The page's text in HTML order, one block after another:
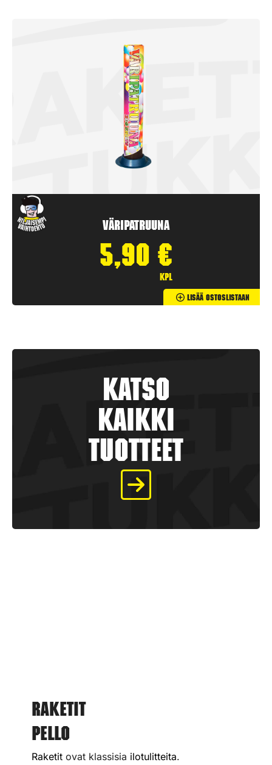
Väripatruuna
5,90 €
kpl
Lisää Ostoslistaan
Katso
kaikki
tuotteet
Raketit
Pello
Raketit ovat klassisia ilotulitteita.